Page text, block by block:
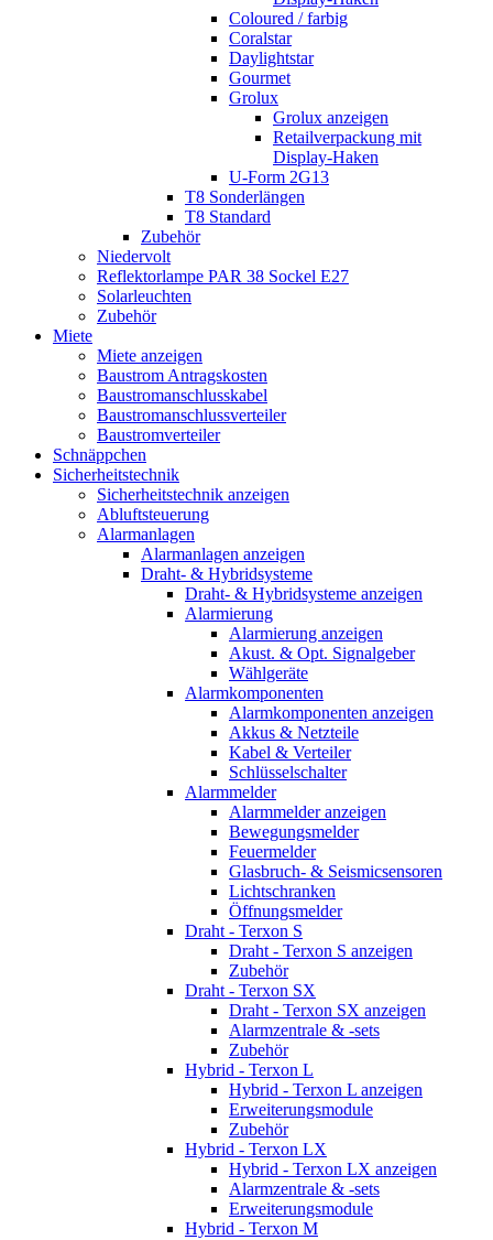
Coloured / farbig
Coralstar
Daylightstar
Gourmet
Grolux
Grolux anzeigen
Retailverpackung mit
Display-Haken
U-Form 2G13
T8 Sonderlängen
T8 Standard
Zubehör
Niedervolt
Reflektorlampe PAR 38 Sockel E27
Solarleuchten
Zubehör
Miete
Miete anzeigen
Baustrom Antragskosten
Baustromanschlusskabel
Baustromanschlussverteiler
Baustromverteiler
Schnäppchen
Sicherheitstechnik
Sicherheitstechnik anzeigen
Abluftsteuerung
Alarmanlagen
Alarmanlagen anzeigen
Draht- & Hybridsysteme
Draht- & Hybridsysteme anzeigen
Alarmierung
Alarmierung anzeigen
Akust. & Opt. Signalgeber
Wählgeräte
Alarmkomponenten
Alarmkomponenten anzeigen
Akkus & Netzteile
Kabel & Verteiler
Schlüsselschalter
Alarmmelder
Alarmmelder anzeigen
Bewegungsmelder
Feuermelder
Glasbruch- & Seismicsensoren
Lichtschranken
Öffnungsmelder
Draht - Terxon S
Draht - Terxon S anzeigen
Zubehör
Draht - Terxon SX
Draht - Terxon SX anzeigen
Alarmzentrale & -sets
Zubehör
Hybrid - Terxon L
Hybrid - Terxon L anzeigen
Erweiterungsmodule
Zubehör
Hybrid - Terxon LX
Hybrid - Terxon LX anzeigen
Alarmzentrale & -sets
Erweiterungsmodule
Hybrid - Terxon M